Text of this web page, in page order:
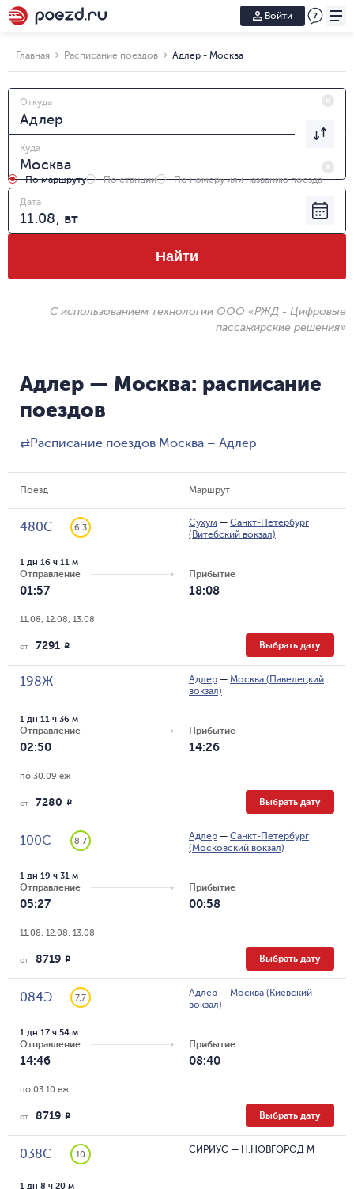
Войти
Главная Расписание поездов Адлер - Москва
Откуда
Куда
По маршруту По станции
По номеру или названию поезда
Дата
Найти
С использованием технологии ООО «РЖД - Цифровые
пассажирские решения»
Адлер — Москва: расписание
поездов
⇄Расписание поездов Москва – Адлер
Поезд Маршрут
480С 6.3 Сухум — Санкт-Петербург
(Витебский вокзал)
Отправление
01:57
1 дн 16 ч 11 м
Прибытие
18:08
11.08, 12.08, 13.08
от 7291 R Выбрать дату
198Ж Адлер — Москва (Павелецкий
вокзал)
Отправление
02:50
1 дн 11 ч 36 м
Прибытие
14:26
по 30.09 еж
от 7280 R Выбрать дату
100С 8.7 Адлер — Санкт-Петербург
(Московский вокзал)
Отправление
05:27
1 дн 19 ч 31 м
Прибытие
00:58
11.08, 12.08, 13.08
от 8719 R Выбрать дату
084Э 7.7 Адлер — Москва (Киевский
вокзал)
Отправление
14:46
1 дн 17 ч 54 м
Прибытие
08:40
по 03.10 еж
от 8719 R Выбрать дату
038С 10 СИРИУС — Н.НОВГОРОД М
1 дн 8 ч 20 м